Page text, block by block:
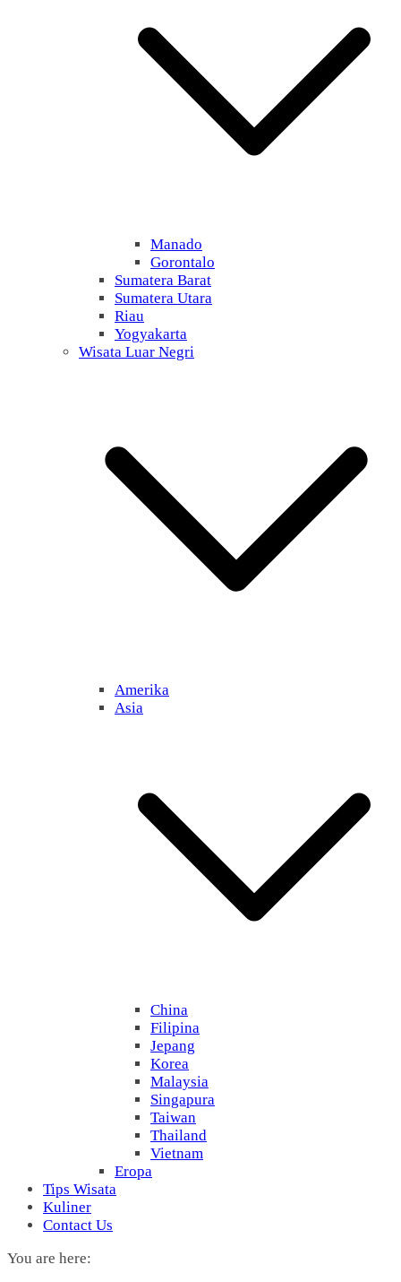
Manado
Gorontalo
Sumatera Barat
Sumatera Utara
Riau
Yogyakarta
Wisata Luar Negri
Amerika
Asia
China
Filipina
Jepang
Korea
Malaysia
Singapura
Taiwan
Thailand
Vietnam
Eropa
Tips Wisata
Kuliner
Contact Us
You are here: